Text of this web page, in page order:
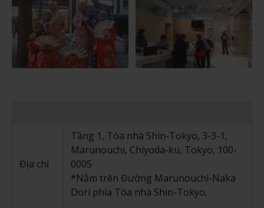
Địa chỉ
Tầng 1, Tòa nhà Shin-Tokyo, 3-3-1,
Marunouchi, Chiyoda-ku, Tokyo, 100-
0005
*Nằm trên Đường Marunouchi-Naka
Dori phía Tòa nhà Shin-Tokyo,